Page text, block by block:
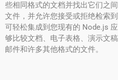
些相同格式的文档并找出它们之
文件，并允许您接受或拒绝检索
可轻松集成到您现有的 Node.js
够比较文档、电子表格、演示文
邮件和许多其他格式的文件。